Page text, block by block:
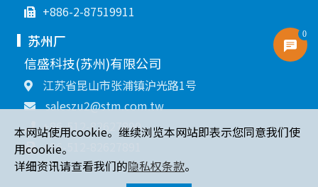
+886-2-87519911
苏州厂
信盛科技(苏州)有限公司
江苏省昆山市张浦镇沪光路1号
saleszu2@stm.com.tw
+86-512-82627890
+86-512-82627891
本网站使用cookie。继续浏览本网站即表示您同意我们使
用cookie。
详细资讯请查看我们的隐私权条款。
0